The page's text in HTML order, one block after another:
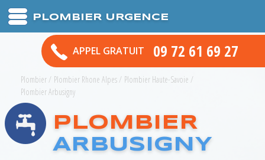
PLOMBIER URGENCE
APPEL GRATUIT 09 72 61 69 27
Plombier/ Plombier Rhone Alpes/ Plombier Haute-Savoie /
Plombier Arbusigny
PLOMBIER
ARBUSIGNY